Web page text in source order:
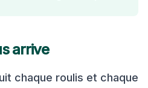
arrive
chaque roulis et chaque